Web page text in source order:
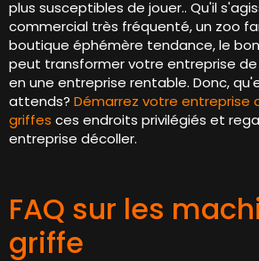
plus susceptibles de jouer.. Qu'il
commercial très fréquenté, un zoo
boutique éphémère tendance, le
peut transformer votre entreprise
en une entreprise rentable. Donc,
attends? Démarrez votre entreprise
griffes ces endroits privilégiés et
entreprise décoller.
FAQ sur les
griffe